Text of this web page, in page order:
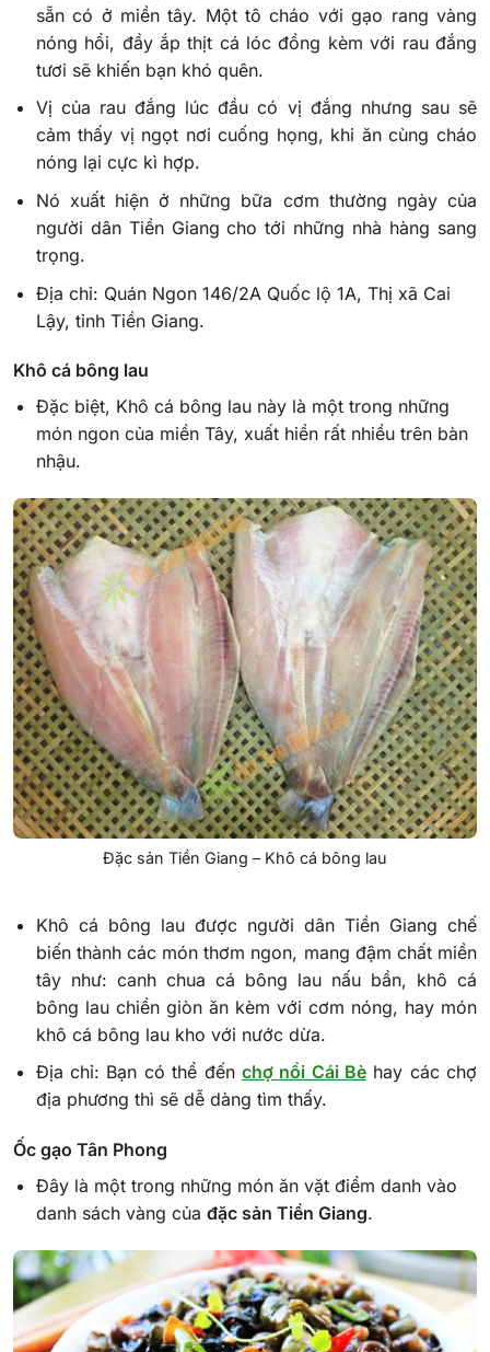
sẵn có ở miền tây. Một tô cháo với gạo rang vàng
nóng hổi, đầy ắp thịt cá lóc đồng kèm với rau đắng
tươi sẽ khiến bạn khó quên.
Vị của rau đắng lúc đầu có vị đắng nhưng sau sẽ
cảm thấy vị ngọt nơi cuống họng, khi ăn cùng cháo
nóng lại cực kì hợp.
Nó xuất hiện ở những bữa cơm thường ngày của
người dân Tiền Giang cho tới những nhà hàng sang
trọng.
Địa chỉ: Quán Ngon 146/2A Quốc lộ 1A, Thị xã Cai
Lậy, tỉnh Tiền Giang.
Khô cá bông lau
Đặc biệt, Khô cá bông lau này là một trong những
món ngon của miền Tây, xuất hiền rất nhiều trên bàn
nhậu.
Đặc sản Tiền Giang – Khô cá bông lau
Khô cá bông lau được người dân Tiền Giang chế
biến thành các món thơm ngon, mang đậm chất miền
tây như: canh chua cá bông lau nấu bần, khô cá
bông lau chiền giòn ăn kèm với cơm nóng, hay món
khô cá bông lau kho với nước dừa.
Địa chỉ: Bạn có thể đến chợ nổi Cái Bèhay các chợ
địa phương thì sẽ dễ dàng tìm thấy.
Ốc gạo Tân Phong
Đây là một trong những món ăn vặt điểm danh vào
danh sách vàng của đặc sản Tiền Giang.